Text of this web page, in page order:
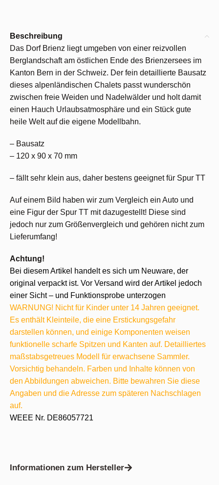
Beschreibung
Das Dorf Brienz liegt umgeben von einer reizvollen
Berglandschaft am östlichen Ende des Brienzersees im
Kanton Bern in der Schweiz. Der fein detaillierte Bausatz
dieses alpenländischen Chalets passt wunderschön
zwischen freie Weiden und Nadelwälder und holt damit
einen Hauch Urlaubsatmosphäre und ein Stück gute
heile Welt auf die eigene Modellbahn.
– Bausatz
– 120 x 90 x 70 mm
– fällt sehr klein aus, daher bestens geeignet für Spur TT
Auf einem Bild haben wir zum Vergleich ein Auto und
eine Figur der Spur TT mit dazugestellt! Diese sind
jedoch nur zum Größenvergleich und gehören nicht zum
Lieferumfang!
Achtung!
Bei diesem Artikel handelt es sich um Neuware, der
original verpackt ist. Vor Versand wird der Artikel jedoch
einer Sicht – und Funktionsprobe unterzogen
WARNUNG! Nicht für Kinder unter 14 Jahren geeignet.
Es enthält Kleinteile, die eine Erstickungsgefahr
darstellen können, und einige Komponenten weisen
funktionelle scharfe Spitzen und Kanten auf. Detailliertes
maßstabsgetreues Modell für erwachsene Sammler.
Vorsichtig behandeln. Farben und Inhalte können von
den Abbildungen abweichen. Bitte bewahren Sie diese
Angaben und die Adresse zum späteren Nachschlagen
auf.
WEEE Nr. DE86057721
Informationen zum Hersteller